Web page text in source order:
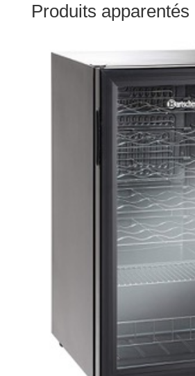
Produits apparentés